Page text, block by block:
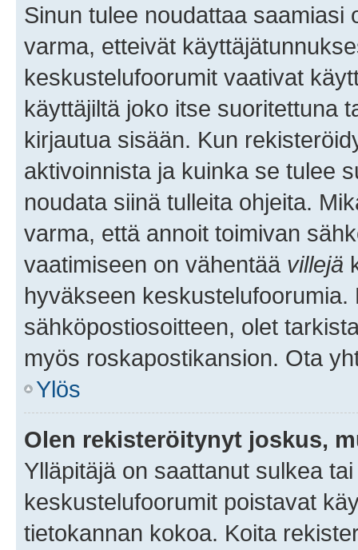
Sinun tulee noudattaa saamiasi
varma, etteivät
keskustelufoorumit vaativat
käyttäjiltä joko itse suoritettuna
kirjautua sisään. Kun
aktivoinnista ja kuinka se tulee
noudata siinä tulleita ohjeita.
varma, että annoit toimivan
vaatimiseen on vähentää villejä
hyväkseen
sähköpostiosoitteen, olet
myös roskapostikansion. Ota
Ylös
Olen rekisteröitynyt joskus,
Ylläpitäjä on saattanut sulkea
keskustelufoorumit poistavat
tietokannan kokoa. Koita